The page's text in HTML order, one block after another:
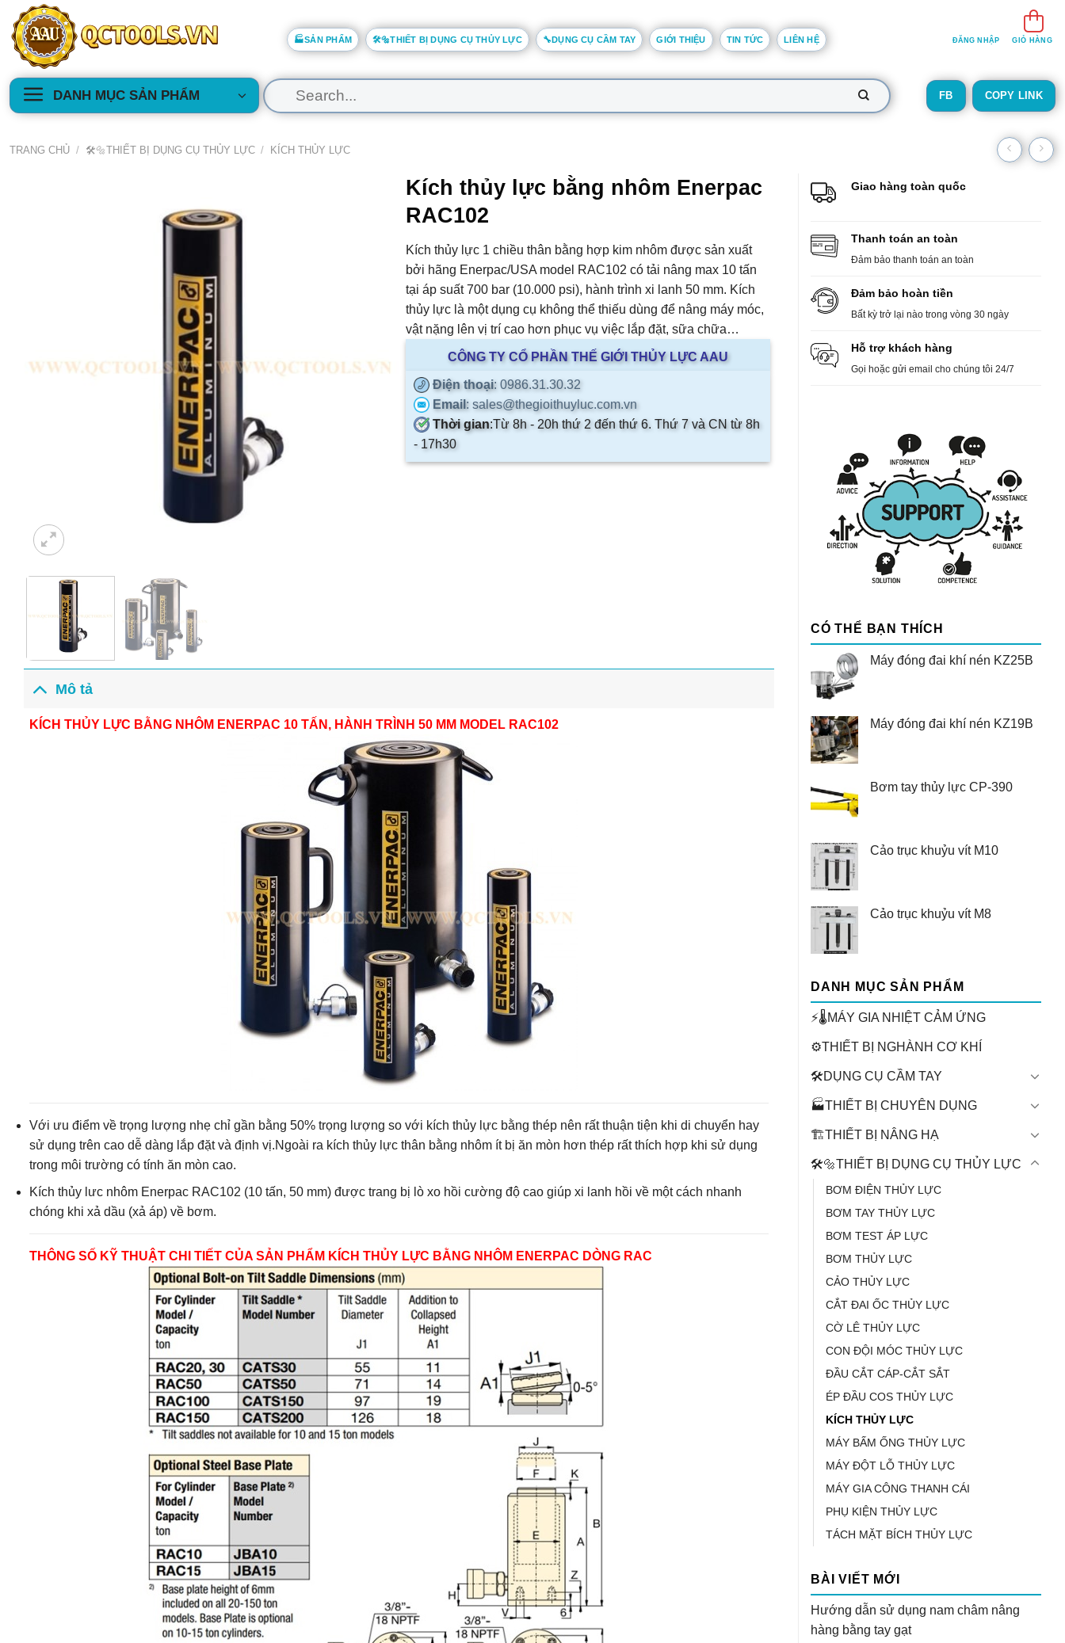
Skip
content
🏭SẢN PHẨM 🛠️🔩THIẾT BỊ DỤNG CỤ THỦY LỰC 🔧DỤNG CỤ CẦM TAY GIỚI THIỆU TIN TỨC LIÊN HỆ ĐĂNG NHẬP GIỎ HÀNG
DANH MỤC SẢN PHẨM
kiếm:
FB COPY LINK
TRANG CHỦ / 🛠️🔩THIẾT BỊ DỤNG CỤ THỦY LỰC / KÍCH THỦY LỰC
Giao hàng toàn quốc
Thanh toán an toàn
Đảm bảo thanh toán an toàn
Đảm bảo hoàn tiền
Bất kỳ trở lại nào trong vòng 30 ngày
Hỗ trợ khách hàng
Gọi hoặc gửi email cho chúng tôi 24/7
CÓ THỂ BẠN THÍCH
Máy đóng đai khí nén KZ25B
Máy đóng đai khí nén KZ19B
Bơm tay thủy lực CP-390
Cảo trục khuỷu vít M10
Cảo trục khuỷu vít M8
DANH MỤC SẢN PHẨM
⚡🌡️MÁY GIA NHIỆT CẢM ỨNG
⚙️THIẾT BỊ NGHÀNH CƠ KHÍ
🛠️DỤNG CỤ CẦM TAY
🏭THIẾT BỊ CHUYÊN DỤNG
🏗️THIẾT BỊ NÂNG HẠ
🛠️🔩THIẾT BỊ DỤNG CỤ THỦY LỰC
BƠM ĐIỆN THỦY LỰC
BƠM TAY THỦY LỰC
BƠM TEST ÁP LỰC
BƠM THỦY LỰC
CẢO THỦY LỰC
CẮT ĐAI ỐC THỦY LỰC
CỜ LÊ THỦY LỰC
CON ĐỘI MÓC THỦY LỰC
ĐẦU CẮT CÁP-CẮT SẮT
ÉP ĐẦU COS THỦY LỰC
KÍCH THỦY LỰC
MÁY BẤM ỐNG THỦY LỰC
MÁY ĐỘT LỖ THỦY LỰC
MÁY GIA CÔNG THANH CÁI
PHỤ KIỆN THỦY LỰC
TÁCH MẶT BÍCH THỦY LỰC
BÀI VIẾT MỚI
Hướng dẫn sử dụng nam châm nâng
hàng bằng tay gạt
Kích thủy lực bằng nhôm Enerpac
RAC102
Kích thủy lực 1 chiều thân bằng hợp kim nhôm được sản xuất
bởi hãng Enerpac/USA model RAC102 có tải nâng max 10 tấn
tại áp suất 700 bar (10.000 psi), hành trình xi lanh 50 mm. Kích
thủy lực là một dụng cụ không thể thiếu dùng để nâng máy móc,
vật nặng lên vị trí cao hơn phục vụ việc lắp đặt, sữa chữa…
CÔNG TY CỔ PHẦN THẾ GIỚI THỦY LỰC AAU
Điện thoại: 0986.31.30.32
Email: sales@thegioithuyluc.com.vn
Thời gian:Từ 8h - 20h thứ 2 đến thứ 6. Thứ 7 và CN từ 8h
- 17h30
Mô tả
KÍCH THỦY LỰC BẰNG NHÔM ENERPAC 10 TẤN, HÀNH TRÌNH 50 MM MODEL RAC102
Với ưu điểm về trọng lượng nhẹ chỉ gần bằng 50% trọng lượng so với kích thủy lực bằng thép nên rất thuận tiện khi di chuyển hay
sử dụng trên cao dễ dàng lắp đặt và định vị.Ngoài ra kích thủy lực thân bằng nhôm ít bị ăn mòn hơn thép rất thích hợp khi sử dụng
trong môi trường có tính ăn mòn cao.
Kích thủy lưc nhôm Enerpac RAC102 (10 tấn, 50 mm) được trang bị lò xo hồi cường độ cao giúp xi lanh hồi về một cách nhanh
chóng khi xả dầu (xả áp) về bơm.
THÔNG SỐ KỸ THUẬT CHI TIẾT CỦA SẢN PHẨM KÍCH THỦY LỰC BẰNG NHÔM ENERPAC DÒNG RAC